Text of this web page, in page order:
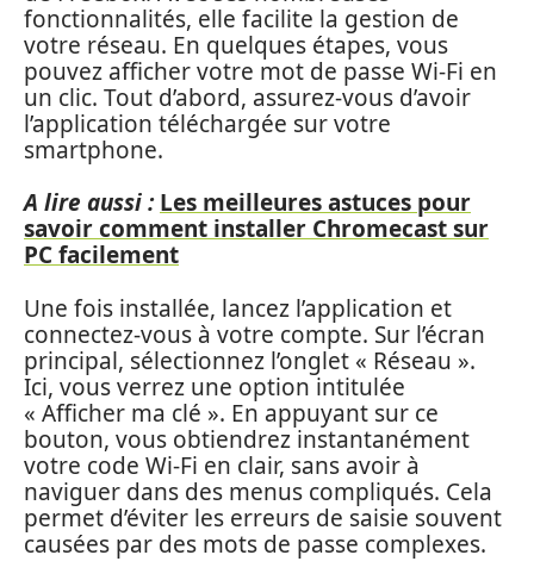
fonctionnalités, elle facilite la gestion de
votre réseau. En quelques étapes, vous
pouvez afficher votre mot de passe Wi-Fi en
un clic. Tout d’abord, assurez-vous d’avoir
l’application téléchargée sur votre
smartphone.
A lire aussi : Les meilleures astuces pour
savoir comment installer Chromecast sur
PC facilement
Une fois installée, lancez l’application et
connectez-vous à votre compte. Sur l’écran
principal, sélectionnez l’onglet « Réseau ».
Ici, vous verrez une option intitulée
« Afficher ma clé ». En appuyant sur ce
bouton, vous obtiendrez instantanément
votre code Wi-Fi en clair, sans avoir à
naviguer dans des menus compliqués. Cela
permet d’éviter les erreurs de saisie souvent
causées par des mots de passe complexes.